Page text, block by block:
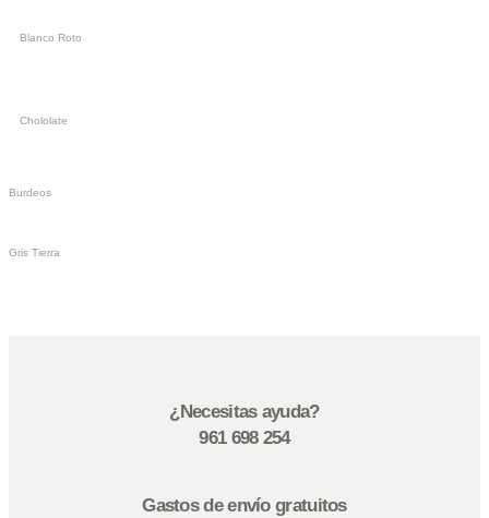
Blanco Roto
Chololate
Burdeos
Gris Tierra
¿Necesitas ayuda?
961 698 254
Gastos de envío gratuitos